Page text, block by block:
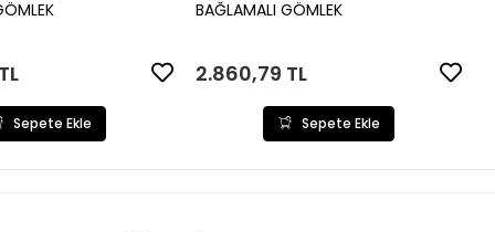
Sepete Ekle
BAĞLAMALI GÖMLEK
2.860,79 TL
Sepete Ekle